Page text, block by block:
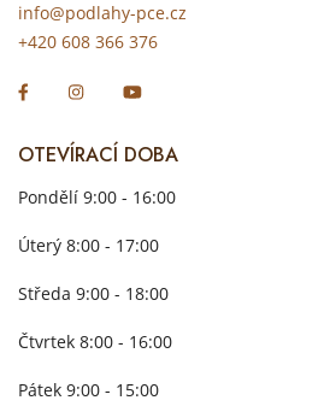
info@podlahy-pce.cz
+420 608 366 376
OTEVÍRACÍ DOBA
Pondělí 9:00 - 16:00
Úterý 8:00 - 17:00
Středa 9:00 - 18:00
Čtvrtek 8:00 - 16:00
Pátek 9:00 - 15:00